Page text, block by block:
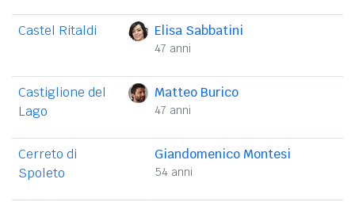
Castel Ritaldi Elisa Sabbatini
47 anni
Castiglione del
Lago
Matteo Burico
47 anni
Cerreto di
Spoleto
Giandomenico Montesi
54 anni